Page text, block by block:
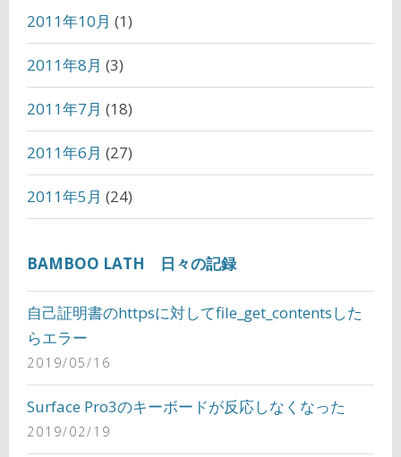
2011年10月 (1)
2011年8月 (3)
2011年7月 (18)
2011年6月 (27)
2011年5月 (24)
BAMBOO LATH 日々の記録
自己証明書のhttpsに対してfile_get_contentsした
らエラー
2019/05/16
Surface Pro3のキーボードが反応しなくなった
2019/02/19